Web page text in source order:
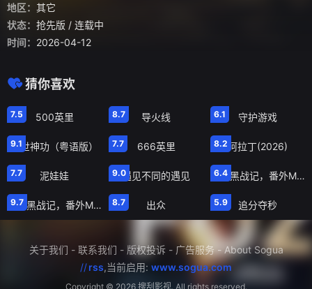
地区： 其它
状态： 抢先版 / 连载中
时间： 2026-04-12
猜你喜欢
7.5 500英里 8.7 导火线 6.1 守护游戏
9.1
正片
盖世神功（粤语版） 7.7
正片
666英里 8.2
正片
阿拉丁(2026)
7.7
正片
泥娃娃 9.0
正片
遇见不同的遇见 6.4
正片
罗小黑战记，番外MV晚安喵
9.7
正片
罗小黑战记，番外MV宝贝别哭 8.7
正片
出众 5.9
正片
追分夺秒
关于我们 - 联系我们 - 版权投诉- 广告服务- About Sogua
//rss,当前启用: www.sogua.com
Copyright © 2026 搜刮影视. All rights reserved.